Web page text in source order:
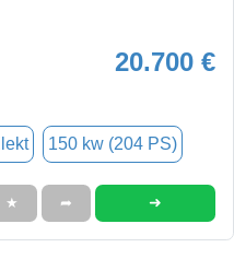
20.700 €
150 kw (204 PS)
★ ➦ ➜